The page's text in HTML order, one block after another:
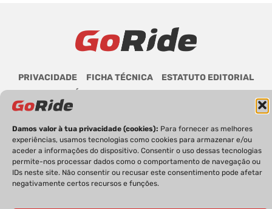
Damos valor à tua privacidade (cookies): Para fornecer as melhores
experiências, usamos tecnologias como cookies para armazenar e/ou
aceder a informações do dispositivo. Consentir o uso dessas tecnologias
permite-nos processar dados como o comportamento de navegação ou
IDs neste site. Não consentir ou recusar este consentimento pode afetar
negativamente certos recursos e funções.
PRIVACIDADE FICHA TÉCNICA
ESTATUTO EDITORIAL
POLÍTICA DE COOKIES
CONTACTOS
GoRide 2026 | Todos os direitos reservados.